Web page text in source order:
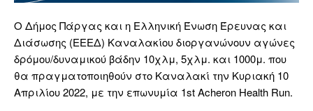
Ο Δήμος Πάργας και η Ελληνική Ένωση Έρευνας και
Διάσωσης (ΕΕΕΔ) Καναλακίου διοργανώνουν αγώνες
δρόμου/δυναμικού βάδην 10χλμ, 5χλμ. και 1000μ. που
θα πραγματοποιηθούν στο Καναλακί την Κυριακή 10
Απριλίου 2022, με την επωνυμία 1stAcheron Health Run.